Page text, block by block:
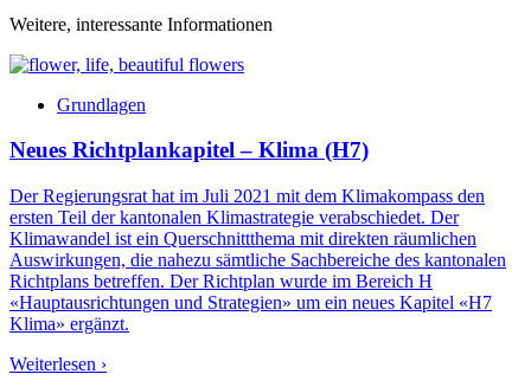
Weitere, interessante Informationen
Grundlagen
Neues Richtplankapitel – Klima (H7)
Der Regierungsrat hat im Juli 2021 mit dem Klimakompass den
ersten Teil der kantonalen Klimastrategie verabschiedet. Der
Klimawandel ist ein Querschnittthema mit direkten räumlichen
Auswirkungen, die nahezu sämtliche Sachbereiche des kantonalen
Richtplans betreffen. Der Richtplan wurde im Bereich H
«Hauptausrichtungen und Strategien» um ein neues Kapitel «H7
Klima» ergänzt.
Weiterlesen ›